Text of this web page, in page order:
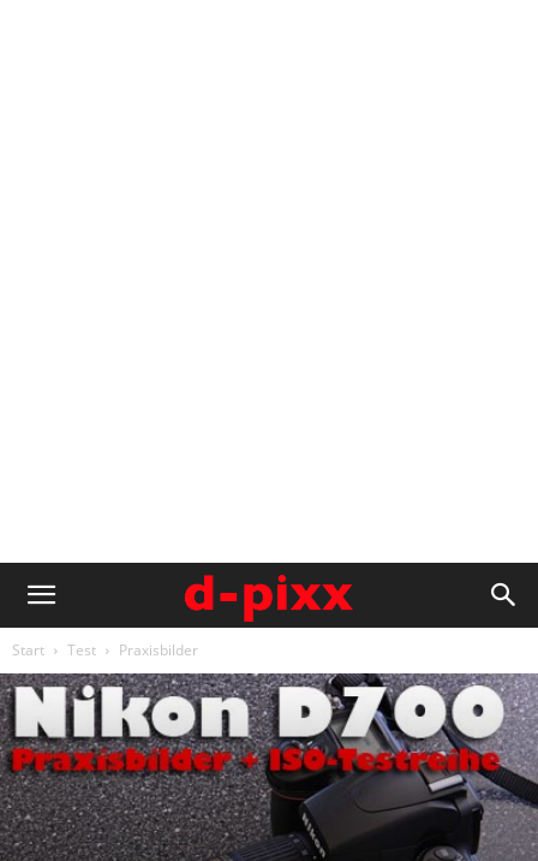
Start Test Praxisbilder